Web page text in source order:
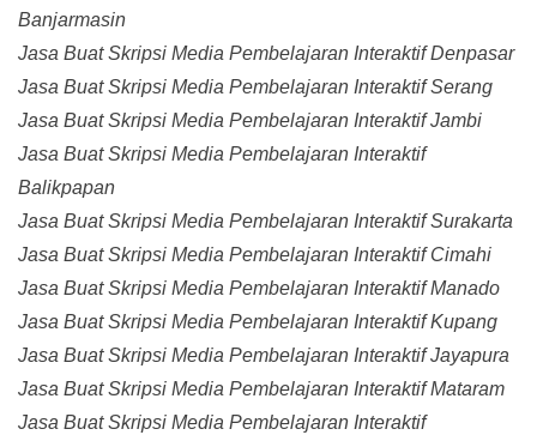
Banjarmasin
Jasa Buat Skripsi Media Pembelajaran Interaktif Denpasar
Jasa Buat Skripsi Media Pembelajaran Interaktif Serang
Jasa Buat Skripsi Media Pembelajaran Interaktif Jambi
Jasa Buat Skripsi Media Pembelajaran Interaktif
Balikpapan
Jasa Buat Skripsi Media Pembelajaran Interaktif Surakarta
Jasa Buat Skripsi Media Pembelajaran Interaktif Cimahi
Jasa Buat Skripsi Media Pembelajaran Interaktif Manado
Jasa Buat Skripsi Media Pembelajaran Interaktif Kupang
Jasa Buat Skripsi Media Pembelajaran Interaktif Jayapura
Jasa Buat Skripsi Media Pembelajaran Interaktif Mataram
Jasa Buat Skripsi Media Pembelajaran Interaktif